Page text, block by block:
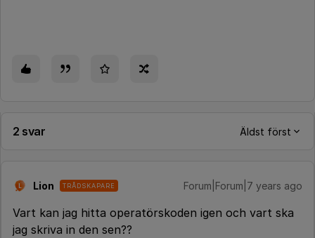
2 svar Äldst först
Lion TRÅDSKAPARE Forum|Forum|7 years ago
Vart kan jag hitta operatörskoden igen och vart ska
jag skriva in den sen??